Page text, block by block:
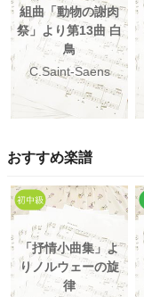
組曲「動物の謝肉
祭」より第13曲 白
鳥
C.Saint-Saens
おすすめ楽譜
「抒情小曲集」よ
りノルウェーの旋
律